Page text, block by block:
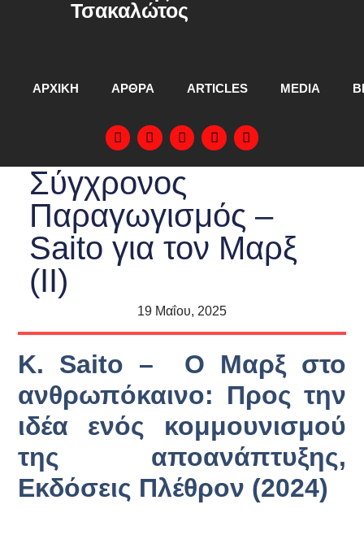
Τσακαλώτος
ΑΡΧΙΚΗ ΑΡΘΡΑ ARTICLES MEDIA
Σύγχρονος
Παραγωγισμός –
Saito για τον Μαρξ
(ΙΙ)
19 Μαΐου, 2025
Κ. Saito – Ο Μαρξ στο
ανθρωπόκαινο: Προς την
ιδέα ενός κομμουνισμού
της αποανάπτυξης,
Εκδόσεις Πλέθρον (2024)